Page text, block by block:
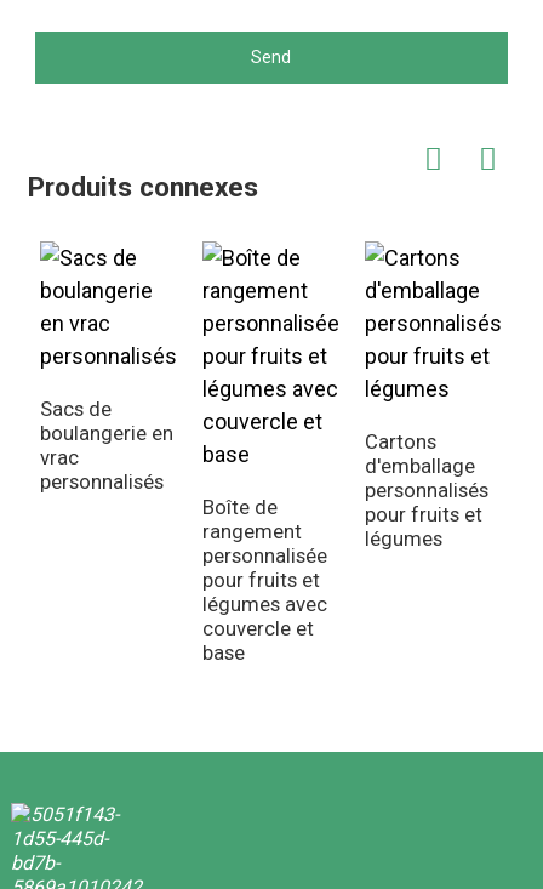
Send
Produits connexes
Sacs de
boulangerie en
vrac
personnalisés
Boîte de
rangement
personnalisée
pour fruits et
légumes avec
couvercle et
base
Cartons
d'emballage
personnalisés
pour fruits et
légumes